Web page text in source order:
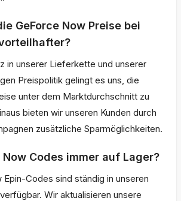
GeForce Now Preise bei
in unserer Lieferkette und unserer
Preispolitik gelingt es uns, die
unter dem Marktdurchschnitt zu
bieten wir unseren Kunden durch
zusätzliche Sparmöglichkeiten.
Now Codes immer auf Lager?
Epin-Codes sind ständig in unseren
Wir aktualisieren unsere